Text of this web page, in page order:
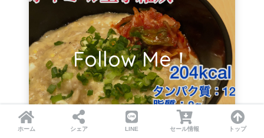
Follow Me！
ホーム シェア LINE セール情報 トップ